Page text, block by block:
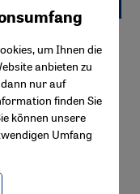
in allen Kulturen
und
sprach
Instituts für
um Ihnen die
anbieten zu
nur auf
finden Sie
können unsere
Umfang